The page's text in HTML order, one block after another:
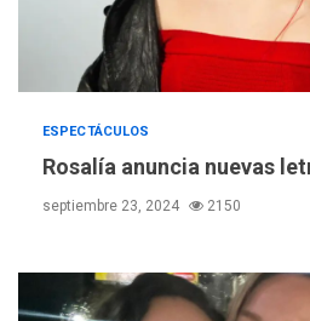
ESPECTÁCULOS
Rosalía anuncia nuevas
septiembre 23, 2024 2150